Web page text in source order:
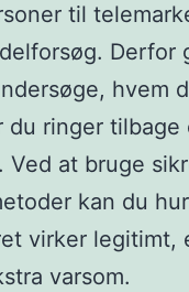
til
Derfor
hvem
du ringer tilbage
Ved at bruge
kan du
virker legitimt,
varsom.